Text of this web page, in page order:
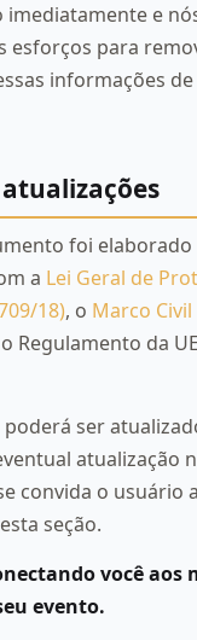
imediatamente e
esforços para
informações
foi elaborado
a Lei Geral de
18), o Marco
Regulamento da
ser
atualização
convida o usuário
seção.
você aos
evento.